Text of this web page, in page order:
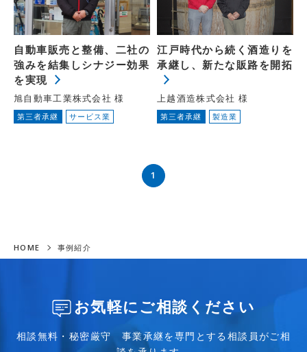
自動車販売と整備、二社の
強みを結集しシナジー効果
を実現
旭自動車工業株式会社 様
第三者承継 サービス業
江戸時代から続く酒造りを
承継し、新たな販路を開拓
上越酒造株式会社 様
第三者承継 製造業
1
HOME 事例紹介
お気軽にご相談ください
相談無料・秘密厳守 事業承継を専門とする相談員がご相